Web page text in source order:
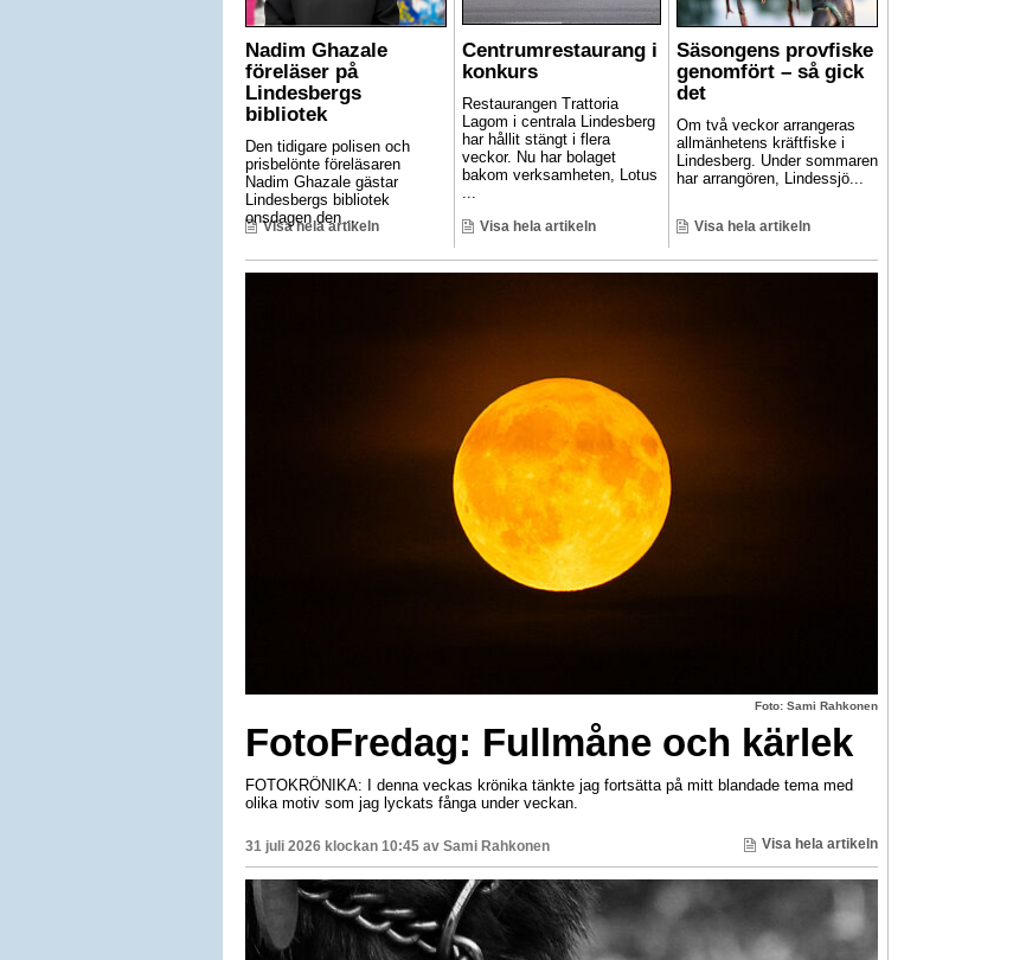
Nadim Ghazale
föreläser på
Lindesbergs
bibliotek
Den tidigare polisen och
prisbelönte föreläsaren
Nadim Ghazale gästar
Lindesbergs bibliotek
onsdagen den ...
Visa hela artikeln
Centrumrestaurang i
konkurs
Restaurangen Trattoria
Lagom i centrala Lindesberg
har hållit stängt i flera
veckor. Nu har bolaget
bakom verksamheten, Lotus
Visa hela artikeln
Säsongens provfiske
genomfört – så gick
det
Om två veckor arrangeras
allmänhetens kräftfiske i
Lindesberg. Under sommaren
har arrangören, Lindessjö...
Visa hela artikeln
Foto: Sami Rahkonen
FotoFredag: Fullmåne och kärlek
FOTOKRÖNIKA: I denna veckas krönika tänkte jag fortsätta på mitt blandade tema med
olika motiv som jag lyckats fånga under veckan.
31 juli 2026 klockan 10:45 av Sami Rahkonen Visa hela artikeln